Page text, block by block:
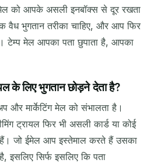
को आपके असली इनबॉक्स से दूर रखता
वैध भुगतान तरीका चाहिए, और आप फिर
टेम्प मेल आपका पता छुपाता है, आपका
के लिए भुगतान छोड़ने देता है?
और मार्केटिंग मेल को संभालता है।
ट्रायल फिर भी असली कार्ड या कोई
हैं। जो ईमेल आप इस्तेमाल करते हैं उसका
इसलिए सिर्फ इसलिए कि पता